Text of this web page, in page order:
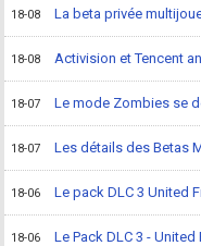
18-08 La beta privée
18-08 Activision et Tencent
18-07 Le mode Zombies se
18-07 Les détails des Betas
18-06 Le pack DLC 3 United
18-06 Le Pack DLC 3 -